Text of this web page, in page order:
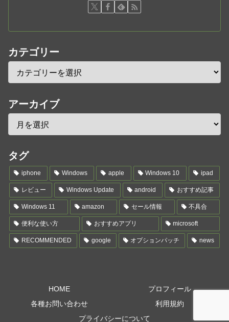
カテゴリー
アーカイブ
タグ
iphone Windows apple Windows 10 ipad
レビュー Windows Update android おすすめ記事
Windows 11 amazon セール情報 不具合
便利な使い方 おすすめアプリ microsoft
RECOMMENDED google オプションパッチ news
HOME
プロフィール
各種お問い合わせ
利用規約
プライバシーについて